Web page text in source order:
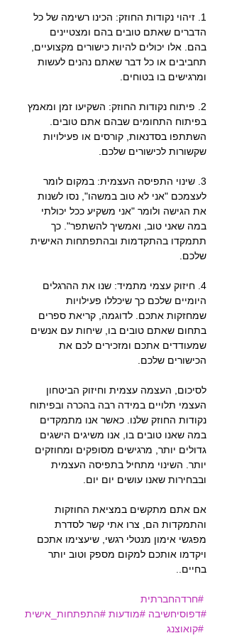
1. זיהוי נקודות החוזק: הכינו רשימה של כל
הדברים שאתם טובים בהם ומצטיינים
בהם. אלו יכולים להיות כישורים מקצועיים,
תחביבים או כל דבר שאתם נהנים לעשות
ומרגישים בו בטוחים.
2. פיתוח נקודות החוזק: השקיעו זמן ומאמץ
בפיתוח התחומים שבהם אתם טובים.
השתתפו בסדנאות, קורסים או פעילויות
שקשורות לכישורים שלכם.
3. שינוי התפיסה העצמית: במקום לומר
לעצמכם "אני לא טוב במשהו", נסו לשנות
את הגישה ולומר "אני משקיע ככל יכולתי
במה שאני טוב, ואמשיך להשתפר". כך
תתמקדו בהתקדמות ובהתפתחות האישית
שלכם.
4. חיזוק עצמי מתמיד: שנו את ההרגלים
היומיים שלכם כך שיכללו פעילויות
שמחזקות אתכם. לדוגמה, קריאת ספרים
בתחום שאתם טובים בו, שיחות עם אנשים
שמעודדים אתכם ומזכירים לכם את
הכישורים שלכם.
לסיכום, העצמה עצמית וחיזוק הביטחון
העצמי תלויים במידה רבה בהכרה ובפיתוח
נקודות החוזק שלנו. כאשר אנו מתמקדים
במה שאנו טובים בו, אנו משיגים הישגים
גדולים יותר, מרגישים מסופקים ומחוזקים
יותר. השינוי מתחיל בתפיסה העצמית
ובבחירות שאנו עושים יום יום.
אם אתם מתקשים במציאת החוזקות
והתמקדות הם, צרו אתי קשר לסדרת
מפגשי אימון מנטלי רגשי, שיעצימו אתכם
ויקדמו אותכם למקום מספק וטוב יותר
בחיים.
#חרדהחברתית
#דפוסיחשיבה #מודעות #התפתחות_אישית
#קואוצנג